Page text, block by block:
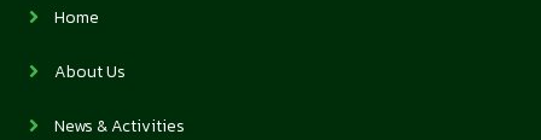
Home
About Us
News & Activities